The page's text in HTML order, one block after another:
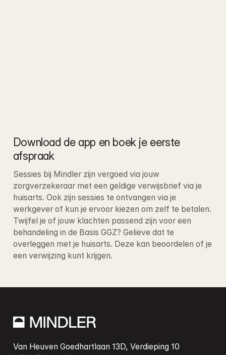
Download de app en boek je eerste
afspraak
Sessies bij Mindler zijn vergoed via jouw
zorgverzekeraar met een geldige verwijsbrief via je
huisarts. Ook zijn sessies te ontvangen via je
werkgever of kun je ervoor kiezen om zelf te betalen.
Twijfel je of jouw klachten passend zijn voor een
behandeling in de Basis GGZ? Gelieve dat te
overleggen met je huisarts. Deze kan beoordelen of je
een verwijzing kunt krijgen.
Van Heuven Goedhartlaan 13D, Verdieping 10